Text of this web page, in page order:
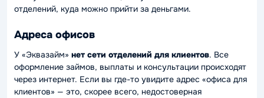
отделений, куда можно прийти за деньгами.
Адреса офисов
У «Эквазайм» нет сети отделений для клиентов. Все
оформление займов, выплаты и консультации происходят
через интернет. Если вы где-то увидите адрес «офиса для
клиентов» — это, скорее всего, недостоверная